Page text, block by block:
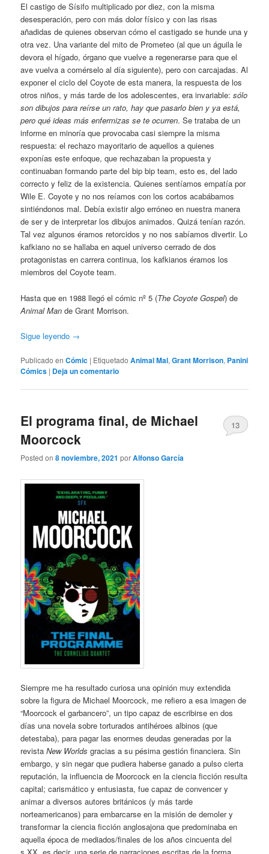
El castigo de Sísifo multiplicado por diez, con la misma
desesperación, pero con más dolor físico y con las risas
añadidas de quienes observan cómo el castigado se hunde una y
otra vez. Una variante del mito de Prometeo (al que un águila le
devora el hígado, órgano que vuelve a regenerarse para que el
ave vuelva a comérselo al día siguiente), pero con carcajadas. Al
exponer el ciclo del Coyote de esta manera, la respuesta de los
otros niños, y más tarde de los adolescentes, era invariable:sólo
son dibujos para reírse un rato, hay que pasarlo bien y ya está,
pero qué ideas más enfermizas se te ocurren. Se trataba de un
informe en minoría que provocaba casi siempre la misma
respuesta: el rechazo mayoritario de aquellos a quienes
exponías este enfoque, que rechazaban la propuesta y
continuaban formando parte del bip bip team, esto es, del lado
correcto y feliz de la existencia. Quienes sentíamos empatía por
Wile E. Coyote y no nos reíamos con los cortos acabábamos
sintiéndonos mal. Debía existir algo erróneo en nuestra manera
de ser y de interpretar los dibujos animados. Quizá tenían razón.
Tal vez algunos éramos retorcidos y no nos sabíamos divertir. Lo
kafkiano no se hallaba en aquel universo cerrado de dos
protagonistas en carrera continua, los kafkianos éramos los
miembros del Coyote team.
Hasta que en 1988 llegó el cómic nº 5 (The Coyote Gospel) de
Animal Man de Grant Morrison.
Sigue leyendo →
Publicado en Cómic | Etiquetado Animal Mal,Grant Morrison, Panini
Cómics | Deja un comentario
El programa final, de Michael
Moorcock
Posted on8 noviembre, 2021 porAlfonso García
13
Siempre me ha resultado curiosa una opinión muy extendida
sobre la figura de Michael Moorcock, me refiero a esa imagen de
“Moorcock el garbancero”, un tipo capaz de escribirse en dos
días una novela sobre torturados antihéroes albinos (que
detestaba), para pagar las enormes deudas generadas por la
revistaNew Worlds gracias a su pésima gestión financiera. Sin
embargo, y sin negar que pudiera haberse ganado a pulso cierta
reputación, la influencia de Moorcock en la ciencia ficción resulta
capital; carismático y entusiasta, fue capaz de convencer y
animar a diversos autores británicos (y más tarde
norteamericanos) para embarcarse en la misión de demoler y
transformar la ciencia ficción anglosajona que predominaba en
aquella época de mediados/finales de los años cincuenta del